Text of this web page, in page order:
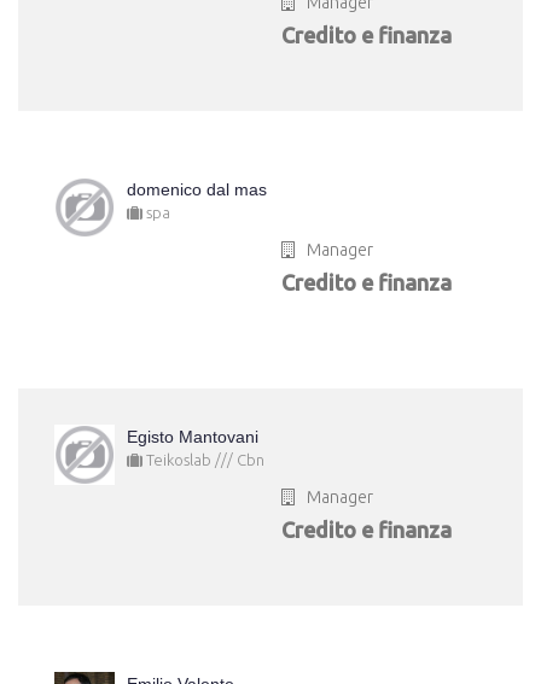
Credito e finanza
domenico dal mas
spa
Manager
Credito e finanza
Egisto Mantovani
Teikoslab /// Cbn
Manager
Credito e finanza